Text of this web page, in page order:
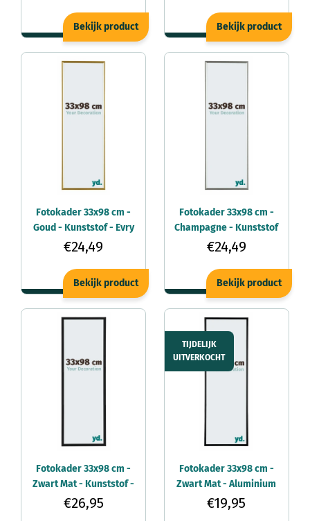
Bekijk product Bekijk product
Fotokader 33x98 cm -
Goud - Kunststof - Evry
€24,49
Bekijk product
Fotokader 33x98 cm -
Champagne - Kunststof
- Evry
€24,49
Bekijk product
Fotokader 33x98 cm -
Zwart Mat - Kunststof -
Annecy
€26,95
TIJDELIJK
UITVERKOCHT
Fotokader 33x98 cm -
Zwart Mat - Aluminium
- Aurora
€19,95